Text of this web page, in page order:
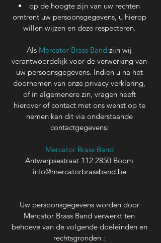
op de hoogte zijn van uw rechten
omtrent uw persoonsgegevens, u hierop
willen wijzen en deze respecteren.
Als Mercator Brass Band zijn wij
verantwoordelijk voor de verwerking van
uw persoonsgegevens. Indien u na het
doornemen van onze privacy verklaring,
of in algemenere zin, vragen heeft
hierover of contact met ons wenst op te
nemen kan dit via onderstaande
contactgegevens:
Mercator Brass Band
Antwerpsestraat 112 2850 Boom
info@mercatorbrassband.be
Uw persoonsgegevens worden door
Mercator Brass Band verwerkt ten
behoeve van de volgende doeleinden en
rechtsgronden :